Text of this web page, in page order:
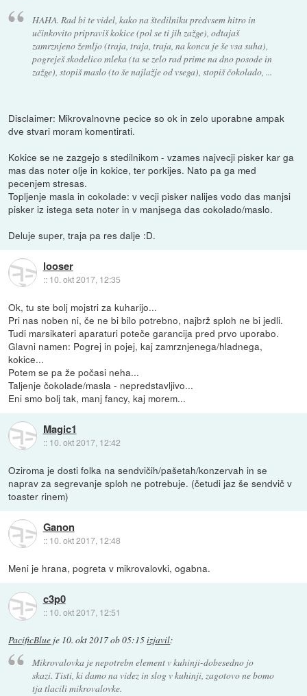
HAHA. Rad bi te videl, kako na štedilniku predvsem hitro in
učinkovito pripraviš kokice (pol se ti jih zažge), odtajaš
zamrznjeno žemljo (traja, traja, traja, na koncu je še vsa suha),
pogreješ skodelico mleka (ta se zelo rad prime na dno posode in
zažge), stopiš maslo (to še najlažje od vsega), stopiš čokolado, ...
Disclaimer: Mikrovalnovne pecice so ok in zelo uporabne ampak
dve stvari moram komentirati.
Kokice se ne zazgejo s stedilnikom - vzames najvecji pisker kar ga
mas das noter olje in kokice, ter porkijes. Nato pa ga med
pecenjem stresas.
Topljenje masla in cokolade: v vecji pisker nalijes vodo das manjsi
pisker iz istega seta noter in v manjsega das cokolado/maslo.
Deluje super, traja pa res dalje :D.
looser
:: 10. okt 2017, 12:35
Ok, tu ste bolj mojstri za kuharijo...
Pri nas noben ni, če ne bi bilo potrebno, najbrž sploh ne bi jedli.
Tudi marsikateri aparaturi poteče garancija pred prvo uporabo.
Glavni namen: Pogrej in pojej, kaj zamrznjenega/hladnega,
kokice...
Potem se pa že počasi neha...
Taljenje čokolade/masla - nepredstavljivo...
Eni smo bolj tak, manj fancy, kaj morem...
Magic1
:: 10. okt 2017, 12:42
Oziroma je dosti folka na sendvičih/pašetah/konzervah in se
naprav za segrevanje sploh ne potrebuje. (četudi jaz še sendvič v
toaster rinem)
Ganon
:: 10. okt 2017, 12:48
Meni je hrana, pogreta v mikrovalovki, ogabna.
c3p0
:: 10. okt 2017, 12:51
PacificBlue je 10. okt 2017 ob 05:15izjavil:
Mikrovalovka je nepotrebn element v kuhinji-dobesedno jo
skazi. Tisti, ki damo na videz in slog v kuhinji, zagotovo ne bomo
tja tlacili mikrovalovke.